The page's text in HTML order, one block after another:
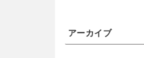
アーカイブ